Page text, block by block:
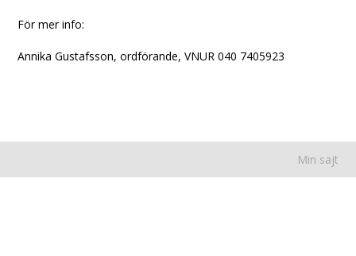
För mer info:
Annika Gustafsson, ordförande, VNUR 040 7405923
Min sajt